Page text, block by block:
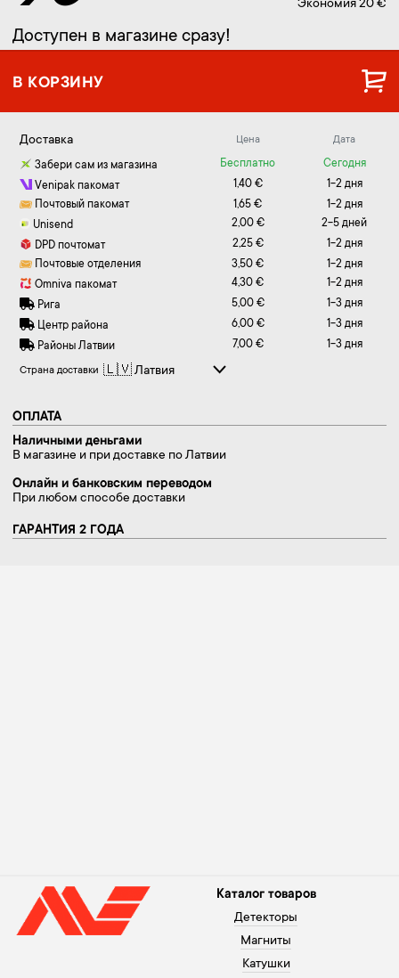
Экономия 20 €
Доступен в магазине сразу!
В КОРЗИНУ
Доставка Цена Дата
Забери сам из магазина Бесплатно
Сегодня
Venipak пакомат
1,40 €
1-2 дня
Почтовый пакомат
1,65 €
1-2 дня
Unisend
2,00 €
2-5 дней
DPD почтомат
2,25 €
1-2 дня
Почтовые отделения
3,50 €
1-2 дня
Omniva пакомат
4,30 €
1-2 дня
Рига
5,00 €
1-3 дня
Центр района
6,00 €
1-3 дня
Районы Латвии
7,00 € 1-3 дня
Страна доставки
ОПЛАТА
Наличными деньгами
В магазине и при доставке по Латвии
Онлайн и банковским переводом
При любом способе доставки
ГАРАНТИЯ 2 ГОДА
Каталог товаров
Детекторы
Магниты
Катушки